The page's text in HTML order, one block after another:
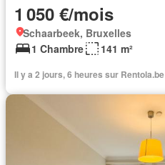
1 050 €/mois
Schaarbeek, Bruxelles
1 Chambre
141 m²
Il y a 2 jours, 6 heures sur Rentola.be